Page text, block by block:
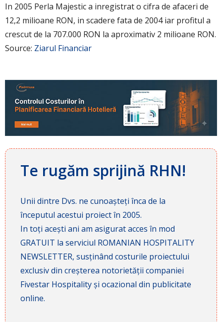
In 2005 Perla Majestic a inregistrat o cifra de afaceri de
12,2 milioane RON, in scadere fata de 2004 iar profitul a
crescut de la 707.000 RON la aproximativ 2 milioane RON.
Source: Ziarul Financiar
Te rugăm sprijină RHN!
Unii dintre Dvs. ne cunoașteți înca de la
începutul acestui proiect în 2005.
In toți acești ani am asigurat acces în mod
GRATUIT la serviciul ROMANIAN HOSPITALITY
NEWSLETTER, susținând costurile proiectului
exclusiv din creșterea notorietății companiei
Fivestar Hospitality și ocazional din publicitate
online.